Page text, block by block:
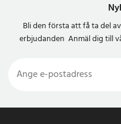
Bli den första att få ta del
erbjudanden Anmäl dig till